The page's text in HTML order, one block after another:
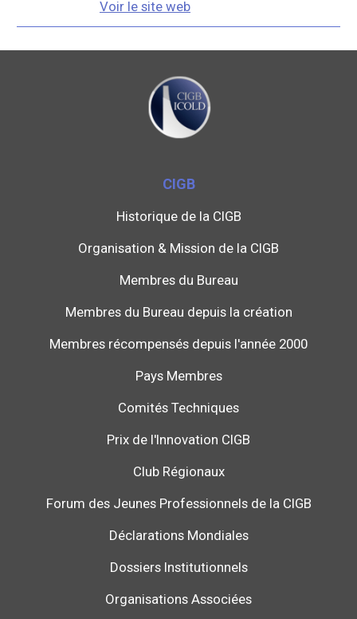
Voir le site web
CIGB
Historique de la CIGB
Organisation & Mission de la CIGB
Membres du Bureau
Membres du Bureau depuis la création
Membres récompensés depuis l'année 2000
Pays Membres
Comités Techniques
Prix de l'Innovation CIGB
Club Régionaux
Forum des Jeunes Professionnels de la CIGB
Déclarations Mondiales
Dossiers Institutionnels
Organisations Associées